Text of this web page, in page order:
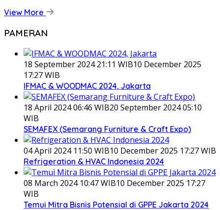
View More
PAMERAN
18 September 2024 21:11 WIB10 December 2025
17:27 WIB
IFMAC & WOODMAC 2024, Jakarta
18 April 2024 06:46 WIB20 September 2024 05:10
WIB
SEMAFEX (Semarang Furniture & Craft Expo)
04 April 2024 11:50 WIB10 December 2025 17:27 WIB
Refrigeration & HVAC Indonesia 2024
08 March 2024 10:47 WIB10 December 2025 17:27
WIB
Temui Mitra Bisnis Potensial di GPPE Jakarta 2024